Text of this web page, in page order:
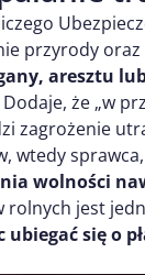
przyrody
aresztu
Dodaje, że „w
zagrożenie
wtedy
wolności
rolnych jest
ubiegać się o